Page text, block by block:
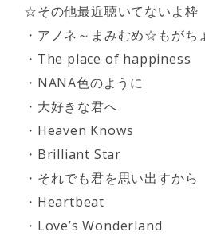
☆その他最近聴いてないよ枠
・アノネ～まみむめ☆もがち
・The place of happiness
・NANA色のように
・大好きな君へ
・Heaven Knows
・Brilliant Star
・それでも君を思い出すから
・Heartbeat
・Love’s Wonderland